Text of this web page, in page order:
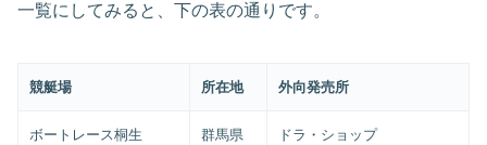
一覧にしてみると、下の表の通りです。
競艇場 所在地 外向発売所
ボートレース桐生 群馬県 ドラ・ショップ